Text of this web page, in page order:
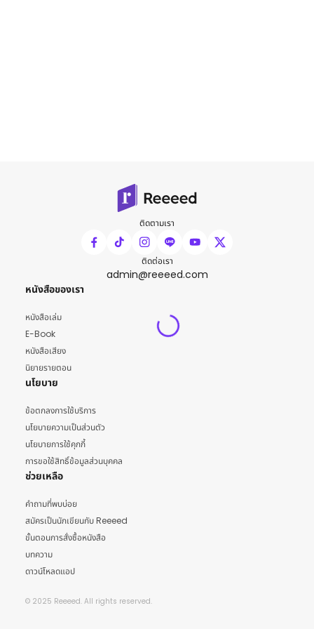
ติดตามเรา
ติดต่อเรา
admin@reeeed.com
หนังสือของเรา
หนังสือเล่ม
E-Book
หนังสือเสียง
นิยายรายตอน
นโยบาย
ข้อตกลงการใช้บริการ
นโยบายความเป็นส่วนตัว
นโยบายการใช้คุกกี้
การขอใช้สิทธิ์ข้อมูลส่วนบุคคล
ช่วยเหลือ
คำถามที่พบบ่อย
สมัครเป็นนักเขียนกับ Reeeed
ขั้นตอนการสั่งซื้อหนังสือ
บทความ
ดาวน์โหลดแอป
© 2025 Reeeed. All rights reserved.